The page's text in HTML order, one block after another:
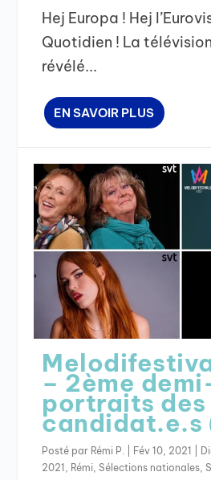
Hej Europa ! Hej
Quotidien ! La
révélé...
EN SAVOIR PLUS
– 2ème
portraits des
Posté par Rémi P. Fév 10, 2021
2021
Rémi ,Sélections nationales ,